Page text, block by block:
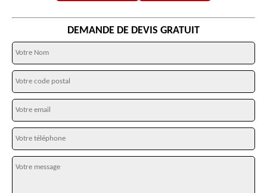
DEMANDE DE DEVIS GRATUIT